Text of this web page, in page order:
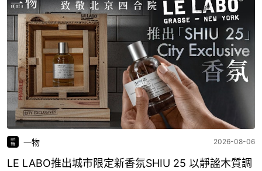
一物 2026-08-06
LE LABO推出城市限定新香氛SHIU 25 以靜謐木質調